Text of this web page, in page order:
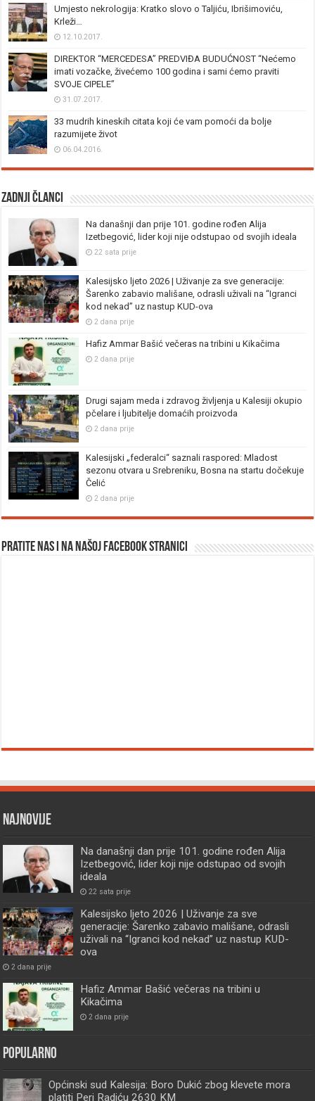
Umjesto nekrologija: Kratko slovo o Taljiću, Ibrišimoviću,
Krleži…
12.10.2017.
DIREKTOR “MERCEDESA” PREDVIĐA BUDUĆNOST “Nećemo
imati vozačke, živećemo 100 godina i sami ćemo praviti
SVOJE CIPELE”
31.07.2017.
33 mudrih kineskih citata koji će vam pomoći da bolje
razumijete život
06.04.2016.
Zadnji članci
Na današnji dan prije 101. godine rođen Alija
Izetbegović, lider koji nije odstupao od svojih ideala
22 sata prije
Kalesijsko ljeto 2026 | Uživanje za sve generacije:
Šarenko zabavio mališane, odrasli uživali na “Igranci
kod nekad” uz nastup KUD-ova
2 dana prije
Hafiz Ammar Bašić večeras na tribini u Kikačima
2 dana prije
Drugi sajam meda i zdravog življenja u Kalesiji okupio
pčelare i ljubitelje domaćih proizvoda
2 dana prije
Kalesijski „federalci“ saznali raspored: Mladost
sezonu otvara u Srebreniku, Bosna na startu dočekuje
Čelić
2 dana prije
Pratite nas i na našoj facebook stranici
Najnovije
Na današnji dan prije 101. godine rođen Alija
Izetbegović, lider koji nije odstupao od svojih
ideala
22 sata prije
Kalesijsko ljeto 2026 | Uživanje za sve
generacije: Šarenko zabavio mališane, odrasli
uživali na “Igranci kod nekad” uz nastup KUD-
ova
2 dana prije
Hafiz Ammar Bašić večeras na tribini u
Kikačima
2 dana prije
Popularno
Općinski sud Kalesija: Boro Dukić zbog klevete mora
platiti Peri Radiću 2630 KM